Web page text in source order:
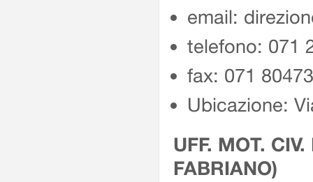
email:
telefono: 071
fax: 071
Ubicazione:
UFF. MOT.
FABRIANO)